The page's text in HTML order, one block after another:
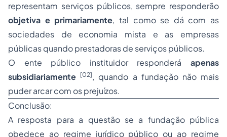
representam serviços públicos, sempre responderão
objetiva e primariamente, tal como se dá com as
sociedades de economia mista e as empresas
públicas quando prestadoras de serviços públicos.
O ente público instituidor responderá apenas
subsidiariamente [02], quando a fundação não mais
puder arcar com os prejuízos.
Conclusão:
A resposta para a questão se a fundação pública
obedece ao regime jurídico público ou ao regime